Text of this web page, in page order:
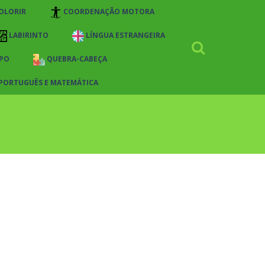
COORDENAÇÃO MOTORA
LABIRINTO LÍNGUA ESTRANGEIRA
QUEBRA-CABEÇA
E MATEMÁTICA